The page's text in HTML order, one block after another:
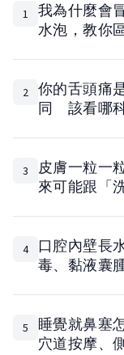
1
我為什麼會
水泡，教你
2
你的舌頭痛
同 該看哪
3
皮膚一粒一
來可能跟「
4
口腔內壁長
毒、黏液囊
5
睡覺就鼻塞
穴道按摩、